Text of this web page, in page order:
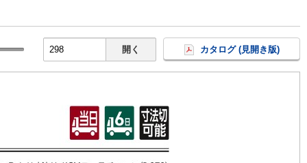
開く カタログ (見開き版)